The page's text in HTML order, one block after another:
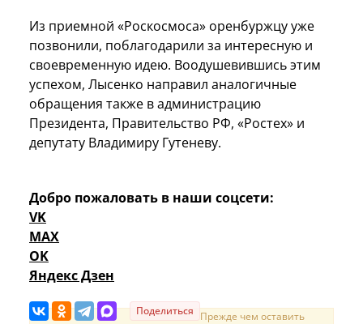
Из приемной «Роскосмоса» оренбуржцу уже
позвонили, поблагодарили за интересную и
своевременную идею. Воодушевившись этим
успехом, Лысенко направил аналогичные
обращения также в администрацию
Президента, Правительство РФ, «Ростех» и
депутату Владимиру Гутеневу.
Добро пожаловать в наши соцсети:
VK
MAX
OK
Яндекс Дзен
Поделиться Прежде чем оставить